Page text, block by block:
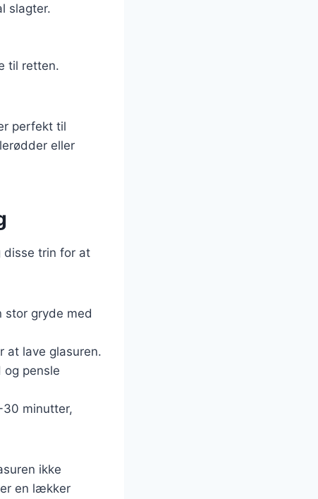
slagter.
til retten.
perfekt til
eller
disse trin for at
stor gryde med
at lave glasuren.
pensle
30 minutter,
ikke
en lækker